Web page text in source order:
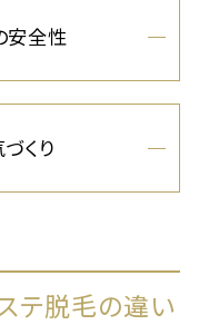
安全性
くり
テ脱毛の違い